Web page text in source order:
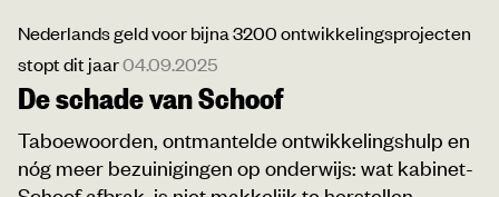
Nederlands geld voor bijna 3200 ontwikkelingsprojecten
stopt dit jaar04.09.2025
De schade van Schoof
Taboewoorden, ontmantelde ontwikkelingshulp en
nóg meer bezuinigingen op onderwijs: wat kabinet-